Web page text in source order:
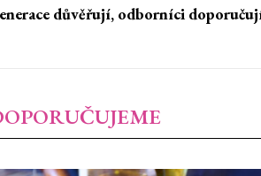
důvěřují, odborníci